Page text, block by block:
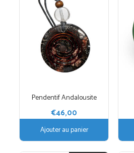
Pendentif Andalousite
€46,00
Ajouter au panier